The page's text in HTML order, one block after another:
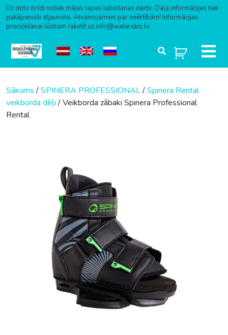
Uz doto brīdi notiek mājas lapas labošanas darbi. Daļa informācijas tiek
pakāpeniski atjaunota. Atvainojamies par neērtībām! Informācijas
precizēšanai lūdzam rakstīt uz info@waterskis.lv.
Sākums/SPINERA PROFESSIONAL/Spinera Rental
veikborda dēļi/ Veikborda zābaki Spinera Professional
Rental